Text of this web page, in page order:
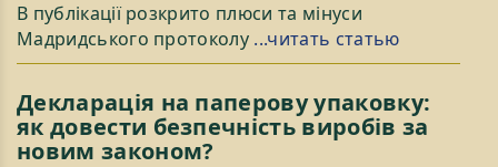
В публікації розкрито плюси та мінуси
Мадридського протоколу ...читать статью
Декларація на паперову упаковку:
як довести безпечність виробів за
новим законом?